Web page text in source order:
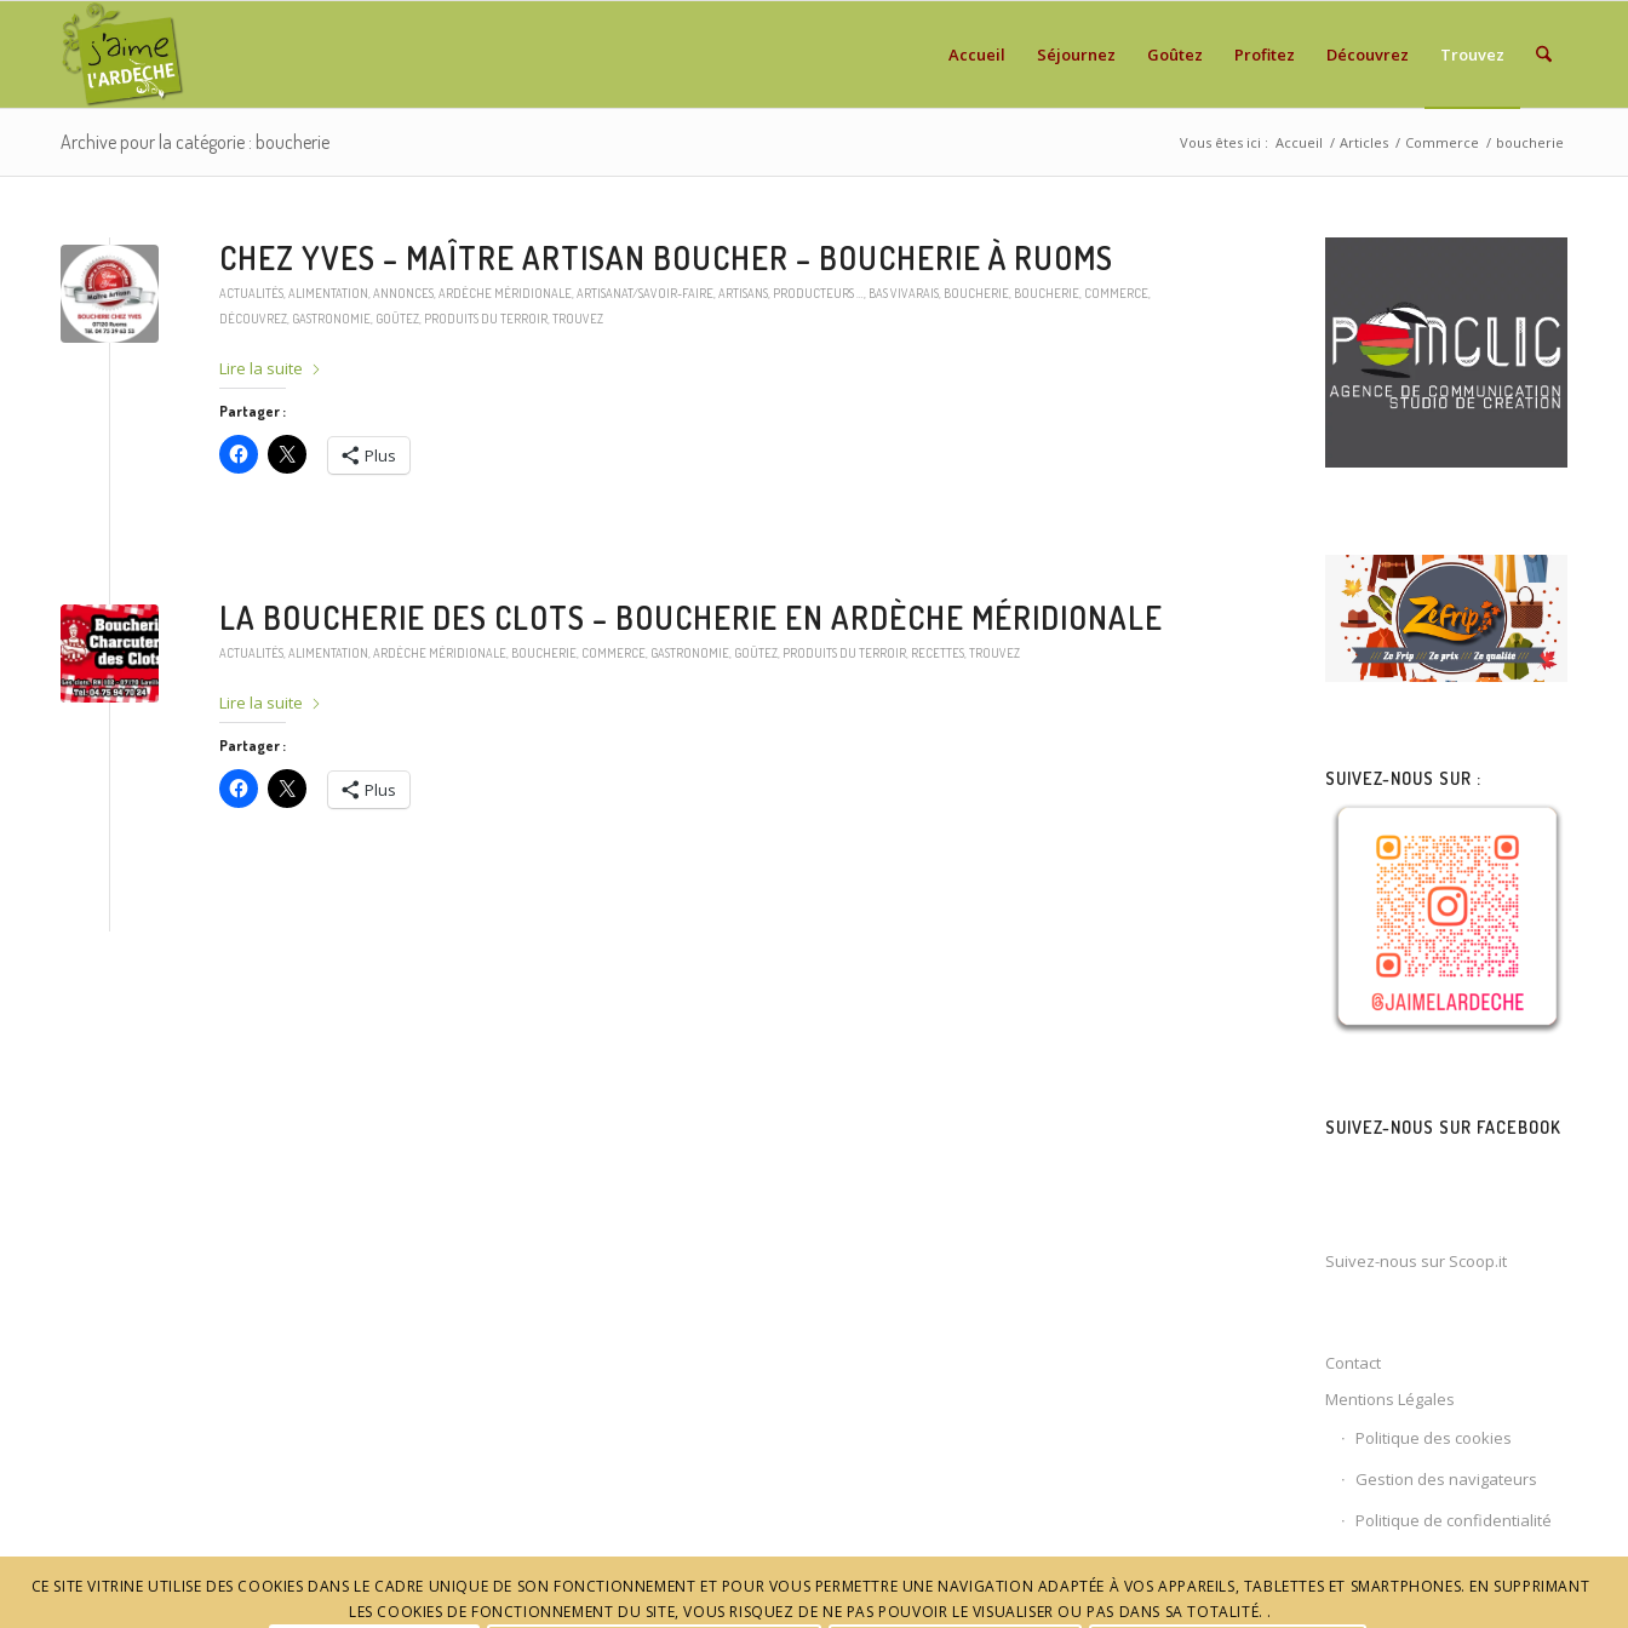
Accueil Séjournez Goûtez Profitez Découvrez Trouvez
Archive pour la catégorie : boucherie Vous êtes ici : Accueil / Articles / Commerce / boucherie
CHEZ YVES – MAÎTRE ARTISAN BOUCHER – BOUCHERIE À RUOMS
ACTUALITÉS ALIMENTATION ANNONCES ARDÈCHE MÉRIDIONALE ARTISANAT/SAVOIR-FAIRE ARTISANS, PRODUCTEURS … BAS VIVARAIS BOUCHERIE BOUCHERIE COMMERCE
DÉCOUVREZ GASTRONOMIE GOÛTEZ PRODUITS DU TERROIR TROUVEZ
Lire la suite
Partager :
Plus
LA BOUCHERIE DES CLOTS – BOUCHERIE EN ARDÈCHE MÉRIDIONALE
ACTUALITÉS ALIMENTATION ARDÈCHE MÉRIDIONALE BOUCHERIE COMMERCE GASTRONOMIE GOÛTEZ PRODUITS DU TERROIR RECETTES TROUVEZ
Lire la suite
Partager :
Plus
SUIVEZ-NOUS SUR :
SUIVEZ-NOUS SUR FACEBOOK
Suivez-nous sur Scoop.it
Contact
Mentions Légales
Politique des cookies
Gestion des navigateurs
Politique de confidentialité
CE SITE VITRINE UTILISE DES COOKIES DANS LE CADRE UNIQUE DE SON FONCTIONNEMENT ET POUR VOUS PERMETTRE UNE NAVIGATION ADAPTÉE À VOS APPAREILS, TABLETTES ET SMARTPHONES. EN SUPPRIMANT
LES COOKIES DE FONCTIONNEMENT DU SITE, VOUS RISQUEZ DE NE PAS POUVOIR LE VISUALISER OU PAS DANS SA TOTALITÉ. .